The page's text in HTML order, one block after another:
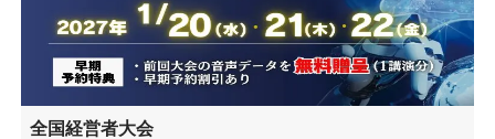
ブログ・コラム
はじめての方へ
全国経営者大会